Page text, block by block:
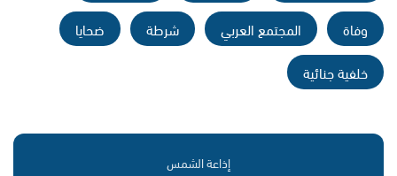
وفاة
المجتمع العربي شرطة
ضحايا
خلفية جنائية
إذاعة الشمس